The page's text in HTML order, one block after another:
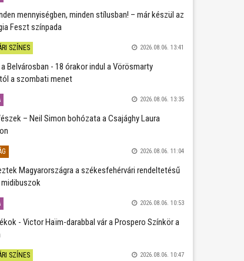
mennyiségben, minden stílusban! – már készül az
Feszt színpada
SZÍNES 2026.08.06. 13:41
Belvárosban - 18 órakor indul a Vörösmarty
a szombati menet
2026.08.06. 13:35
– Neil Simon bohózata a Csajághy Laura
2026.08.06. 11:04
Magyarországra a székesfehérvári rendeltetésű
2026.08.06. 10:53
- Victor Haïm-darabbal vár a Prospero Színkör a
SZÍNES 2026.08.06. 10:47